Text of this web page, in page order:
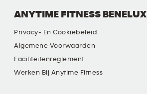
ANYTIME FITNESS BENELUX
Privacy- En Cookiebeleid
Algemene Voorwaarden
Faciliteitenreglement
Werken Bij Anytime Fitness